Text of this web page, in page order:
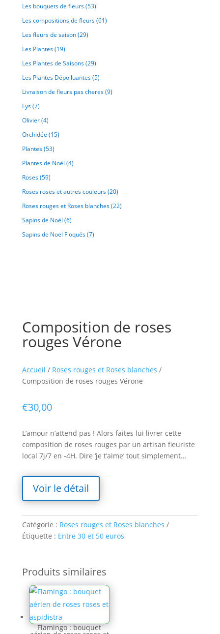
Les bouquets de fleurs(53)
Les compositions de fleurs(61)
Les fleurs de saison(29)
Les Plantes(19)
Les Plantes de Saisons(29)
Les Plantes Dépolluantes(5)
Livraison de fleurs pas cheres(9)
Lys(7)
Olivier(4)
Orchidée (15)
Plantes(53)
Plantes de Noël (4)
Roses(59)
Roses roses et autres couleurs(20)
Roses rouges et Roses blanches(22)
Sapins de Noël (6)
Sapins de Noël Floqués(7)
Composition de roses
rouges Vérone
Accueil / Roses rouges et Roses blanches /
Composition de roses rouges Vérone
€30,00
L’amour n’attend pas ! Alors faites lui livrer cette
composition de roses rouges par un artisan fleuriste
local 7j/7 en -4H. Dire ‘je t’aime’ tout simplement…
Voir le détail
Catégorie : Roses rouges et Roses blanches
Étiquette : Entre 30 et 50 euros
Produits similaires
Flamingo : bouquet